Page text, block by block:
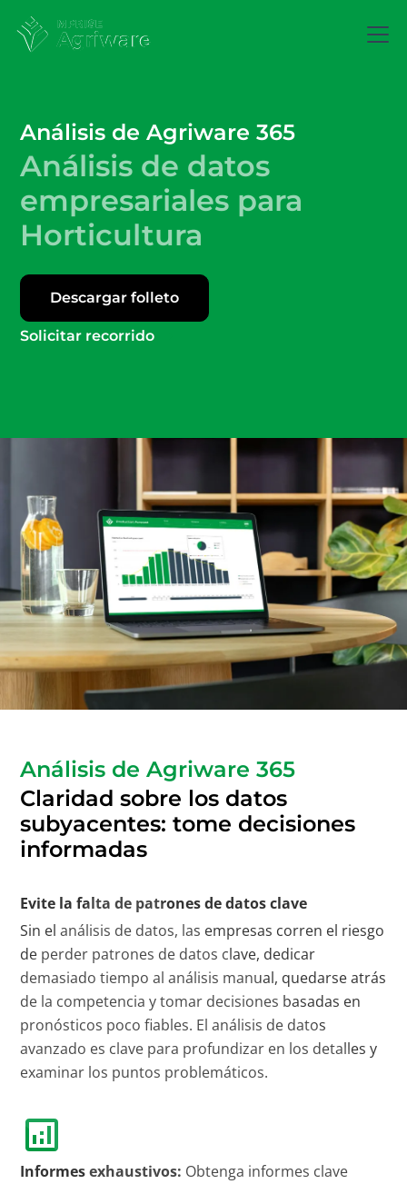
Análisis de Agriware 365
Análisis de datos
empresariales para
Horticultura
Descargar folleto
Solicitar recorrido
Análisis de Agriware 365
Claridad sobre los datos
subyacentes: tome decisiones
informadas
Evite la falta de patrones de datos clave
Sin el análisis de datos, las empresas corren el riesgo
de perder patrones de datos clave, dedicar
demasiado tiempo al análisis manual, quedarse atrás
de la competencia y tomar decisiones basadas en
pronósticos poco fiables. El análisis de datos
avanzado es clave para profundizar en los detalles y
examinar los puntos problemáticos.
Informes exhaustivos: Obtenga informes clave